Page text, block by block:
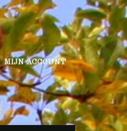
MIJN ACCOUNT